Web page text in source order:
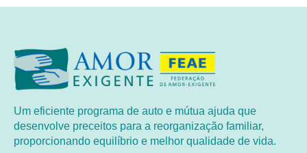
Um eficiente programa de auto e mútua ajuda que
desenvolve preceitos para a reorganização familiar,
proporcionando equilíbrio e melhor qualidade de vida.